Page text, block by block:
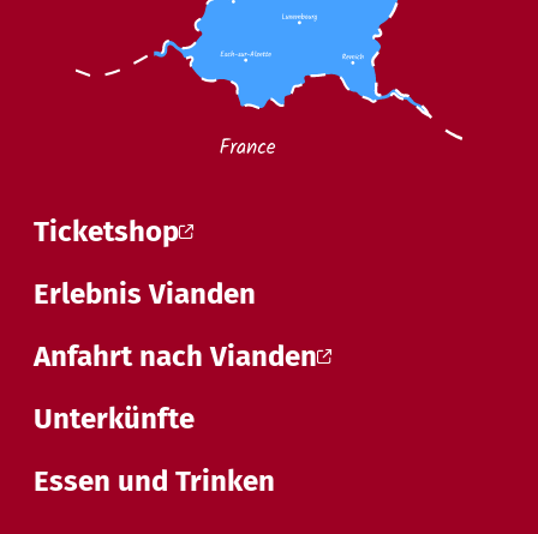
Ticketshop
Erlebnis Vianden
Anfahrt nach Vianden
Unterkünfte
Essen und Trinken